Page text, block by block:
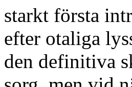
starkt första
efter otaliga
den definitiva